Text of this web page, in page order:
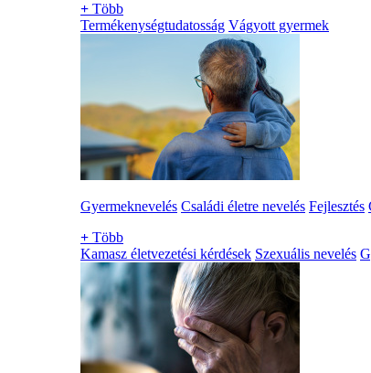
+ Több
Termékenységtudatosság Vágyott gyermek
Gyermeknevelés Családi életre nevelés Fejlesztés
+ Több
Kamasz életvezetési kérdések Szexuális nevelés